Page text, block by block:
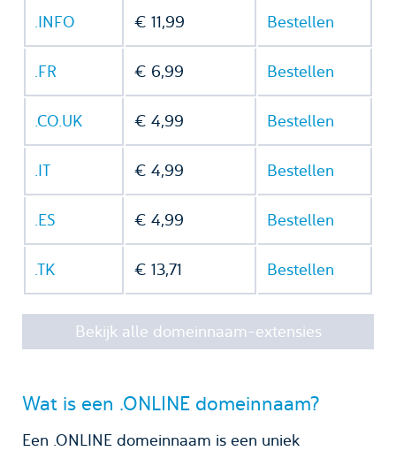
.INFO € 11,99 Bestellen
.FR € 6,99 Bestellen
.CO.UK € 4,99 Bestellen
.IT € 4,99 Bestellen
.ES € 4,99 Bestellen
.TK € 13,71 Bestellen
Bekijk alle domeinnaam-extensies
Wat is een .ONLINE domeinnaam?
Een .ONLINE domeinnaam is een uniek